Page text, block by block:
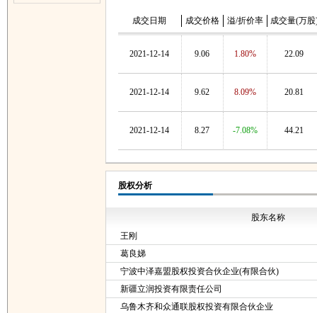
成交日期 成交价格 溢/折价率 成交量(万股
2021-12-14 9.06 1.80% 22.09
2021-12-14 9.62 8.09% 20.81
2021-12-14 8.27 -7.08% 44.21
股权分析
股东名称
王刚
葛良娣
宁波中泽嘉盟股权投资合伙企业(有限合伙)
新疆立润投资有限责任公司
乌鲁木齐和众通联股权投资有限合伙企业